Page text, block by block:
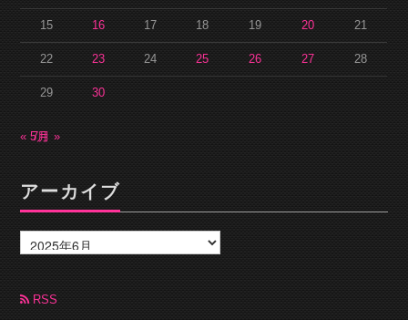
15 16 17 18 19 20 21
22 23 24 25 26 27 28
29 30
« 5月7月 »
アーカイブ
ー
カ
ブRSS